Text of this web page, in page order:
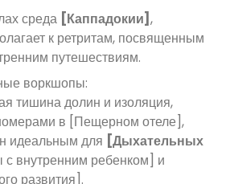
среда [Каппадокии],
к ретритам, посвященным
путешествиям.
воркшопы:
тишина долин и изоляция,
в [Пещерном отеле],
идеальным для [Дыхательных
с внутренним ребенком] и
развития].